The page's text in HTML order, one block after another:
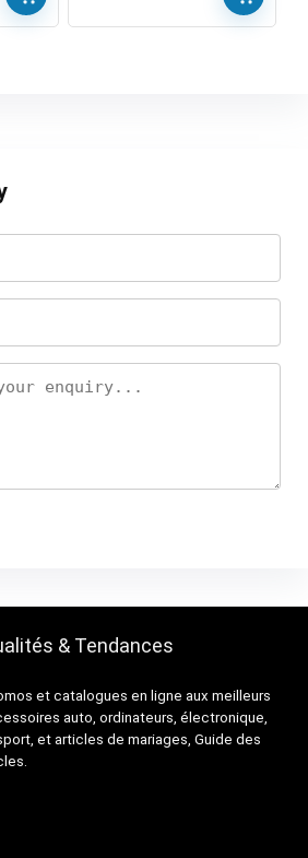
& Tendances
et catalogues en ligne aux meilleurs
auto, ordinateurs, électronique,
et articles de mariages, Guide des